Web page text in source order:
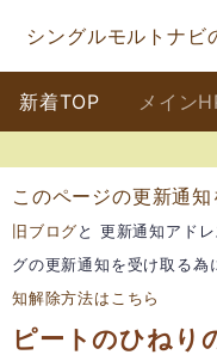
シングルモルトナビ
新着TOP メイン
このページの更新通知
旧ブログと 更新通知アド
グの更新通知を受け取る
知解除方法はこちら
ピートのひねり